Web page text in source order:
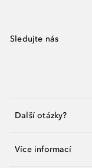
Sledujte nás
Další otázky?
Více informací